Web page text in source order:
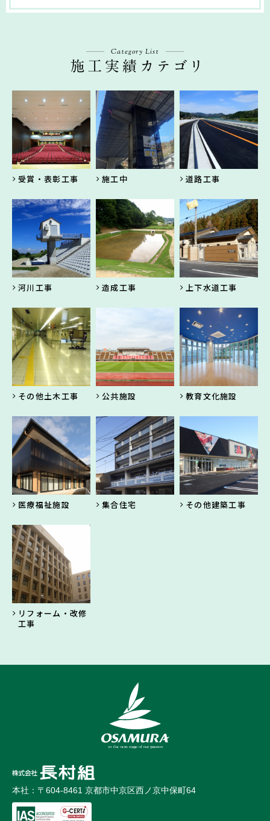
Category List
受賞・表彰工事 施工中 道路工事
河川工事 造成工事 上下水道工事
その他土木工事 公共施設 教育文化施設
医療福祉施設 集合住宅 その他建築工事
リフォーム・改修
工事
本社：〒604-8461 京都市中京区西ノ京中保町64